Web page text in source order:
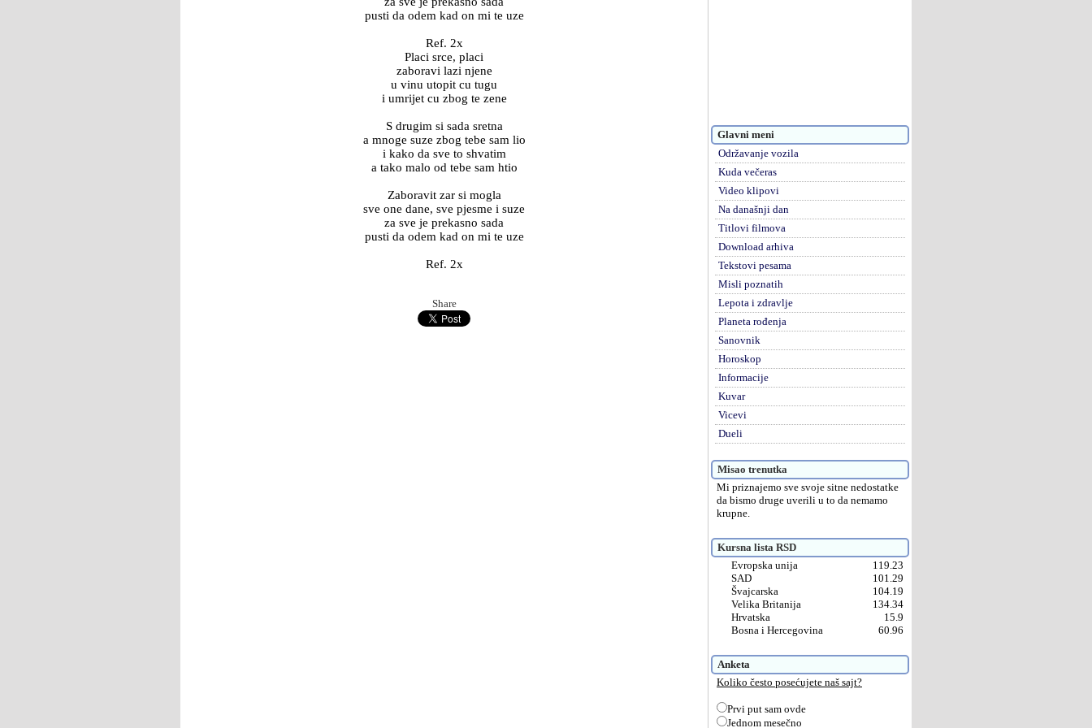
pusti da odem kad on mi te uze
Ref. 2x
Placi srce, placi
zaboravi lazi njene
u vinu utopit cu tugu
i umrijet cu zbog te zene
S drugim si sada sretna
a mnoge suze zbog tebe sam lio
i kako da sve to shvatim
a tako malo od tebe sam htio
Zaboravit zar si mogla
sve one dane, sve pjesme i suze
za sve je prekasno sada
pusti da odem kad on mi te uze
Ref. 2x
Share
Glavni meni
Održavanje vozila
Kuda večeras
Video klipovi
Na današnji dan
Titlovi filmova
Download arhiva
Tekstovi pesama
Misli poznatih
Lepota i zdravlje
Planeta rođenja
Sanovnik
Horoskop
Informacije
Kuvar
Vicevi
Dueli
Misao trenutka
Mi priznajemo sve svoje sitne nedostatke
da bismo druge uverili u to da nemamo
krupne.
Kursna lista RSD
Evropska unija
119.23
SAD
101.29
Švajcarska
104.19
Velika Britanija
134.34
Hrvatska
15.9
Bosna i Hercegovina
60.96
Anketa
Koliko često posećujete naš sajt?
Prvi put sam ovde
Jednom mesečno